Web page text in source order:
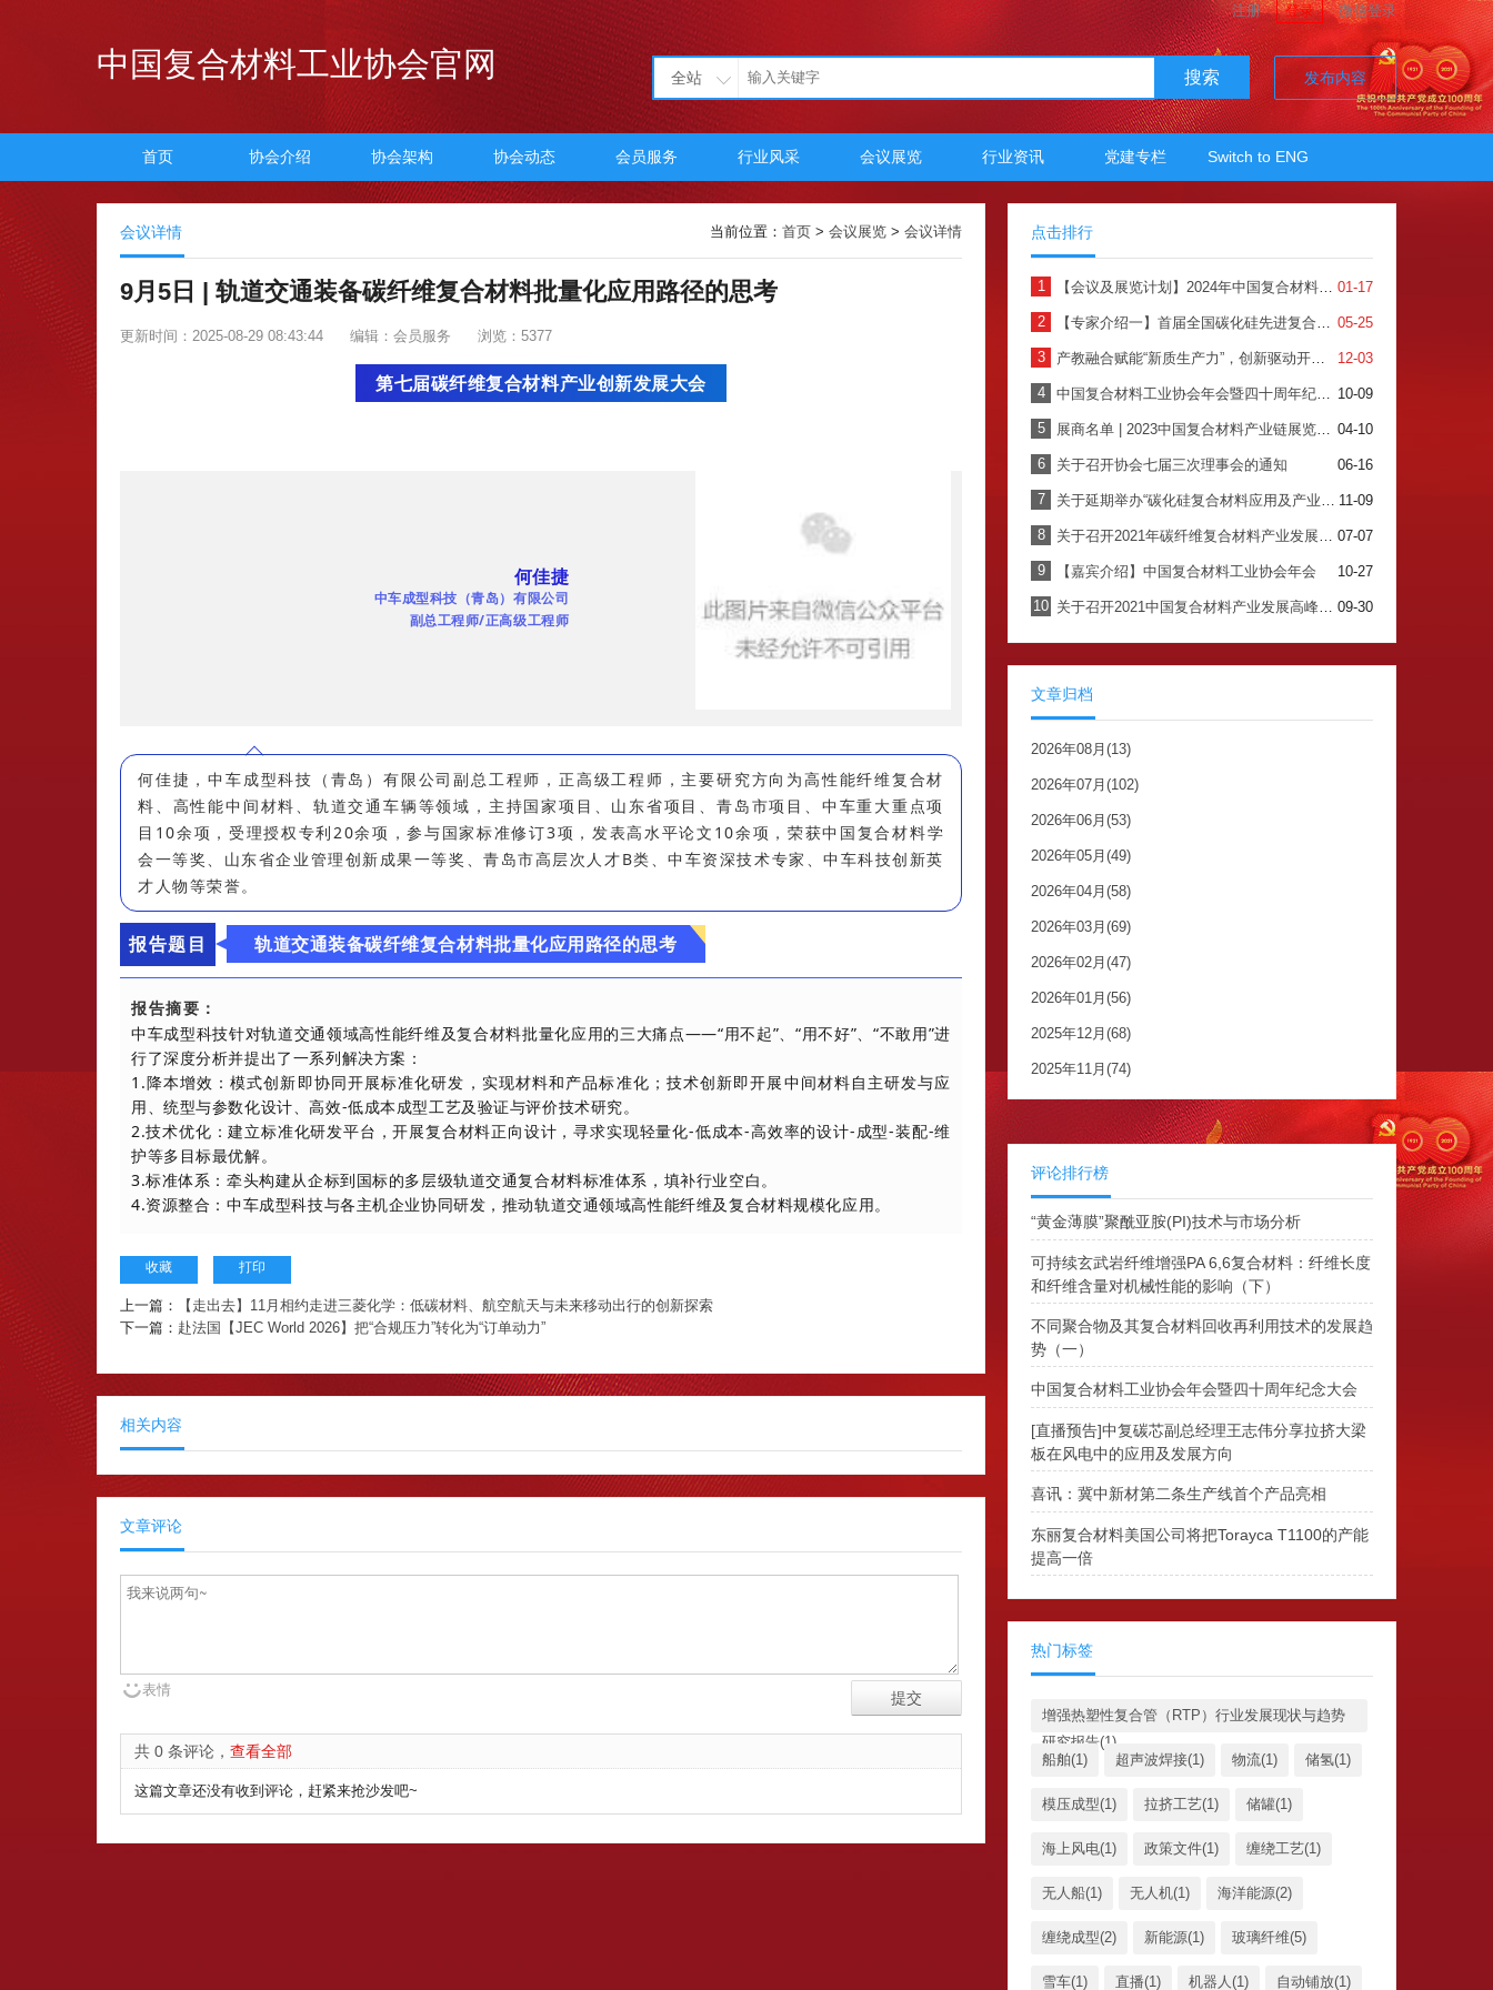
注册 登录 微信登录
中国复合材料工业协会官网 全站 搜索 发布内容
首页 协会介绍 协会架构 协会动态 会员服务 行业风采 会议展览 行业资讯 党建专栏 Switch to ENG
会议详情 当前位置： 首页 > 会议展览 > 会议详情
9月5日 | 轨道交通装备碳纤维复合材料批量化应用路径的思考
更新时间：2025-08-29 08:43:44 编辑：会员服务 浏览：5377
第七届碳纤维复合材料产业创新发展大会
何佳捷
中车成型科技（青岛）有限公司
副总工程师/正高级工程师
何佳捷，中车成型科技（青岛）有限公司副总工程师，正高级工程师，主要研究方向为高性能纤维复合材
料、高性能中间材料、轨道交通车辆等领域，主持国家项目、山东省项目、青岛市项目、中车重大重点项
目10余项，受理授权专利20余项，参与国家标准修订3项，发表高水平论文10余项，荣获中国复合材料学
会一等奖、山东省企业管理创新成果一等奖、青岛市高层次人才B类、中车资深技术专家、中车科技创新英
才人物等荣誉。
报告题目 轨道交通装备碳纤维复合材料批量化应用路径的思考
报告摘要：
中车成型科技针对轨道交通领域高性能纤维及复合材料批量化应用的三大痛点——“用不起”、“用不好”、“不敢用”进
行了深度分析并提出了一系列解决方案：
1.降本增效：模式创新即协同开展标准化研发，实现材料和产品标准化；技术创新即开展中间材料自主研发与应
用、统型与参数化设计、高效-低成本成型工艺及验证与评价技术研究。
2.技术优化：建立标准化研发平台，开展复合材料正向设计，寻求实现轻量化-低成本-高效率的设计-成型-装配-维
护等多目标最优解。
3.标准体系：牵头构建从企标到国标的多层级轨道交通复合材料标准体系，填补行业空白。
4.资源整合：中车成型科技与各主机企业协同研发，推动轨道交通领域高性能纤维及复合材料规模化应用。
收藏 打印
上一篇：
【走出去】11月相约走进三菱化学：低碳材料、航空航天与未来移动出行的创新探索
下一篇： 赴法国【JEC World 2026】把“合规压力”转化为“订单动力”
相关内容
文章评论
表情
共 0 条评论， 查看全部
这篇文章还没有收到评论，赶紧来抢沙发吧~
点击排行
1 01-17
【会议及展览计划】2024年中国复合材料工业协会
2 05-25
【专家介绍一】首届全国碳化硅先进复合材料产业发展高端论坛暨产品展示会
3 12-03
产教融合赋能“新质生产力”，创新驱动开创复材新时代——2024年中国复合材料行业年会暨四十周年纪念大会圆满召开
4 10-09
中国复合材料工业协会年会暨四十周年纪念大会
5 04-10
展商名单 | 2023中国复合材料产业链展览会全面启动，快来看看有哪些企业吧！
6 06-16
关于召开协会七届三次理事会的通知
7 11-09
关于延期举办“碳化硅复合材料应用及产业发展论坛”的通知
8 07-07
关于召开2021年碳纤维复合材料产业发展论坛暨中国复合材料工业协会碳纤维复合材料专委会换届会议的通知
9 10-27
【嘉宾介绍】中国复合材料工业协会年会
10 09-30
关于召开2021中国复合材料产业发展高峰论坛暨中国复合材料工业协会年会的通知
文章归档
2026年08月(13)
2026年07月(102)
2026年06月(53)
2026年05月(49)
2026年04月(58)
2026年03月(69)
2026年02月(47)
2026年01月(56)
2025年12月(68)
2025年11月(74)
评论排行榜
“黄金薄膜”聚酰亚胺(PI)技术与市场分析
可持续玄武岩纤维增强PA 6,6复合材料：纤维长度
和纤维含量对机械性能的影响（下）
不同聚合物及其复合材料回收再利用技术的发展趋
势（一）
中国复合材料工业协会年会暨四十周年纪念大会
[直播预告]中复碳芯副总经理王志伟分享拉挤大梁
板在风电中的应用及发展方向
喜讯：冀中新材第二条生产线首个产品亮相
东丽复合材料美国公司将把Torayca T1100的产能
提高一倍
热门标签
增强热塑性复合管（RTP）行业发展现状与趋势
研究报告(1)
船舶(1)
超声波焊接(1) 物流(1) 储氢(1)
模压成型(1) 拉挤工艺(1) 储罐(1)
海上风电(1) 政策文件(1) 缠绕工艺(1)
无人船(1) 无人机(1) 海洋能源(2)
缠绕成型(2) 新能源(1) 玻璃纤维(5)
雪车(1) 直播(1) 机器人(1) 自动铺放(1)